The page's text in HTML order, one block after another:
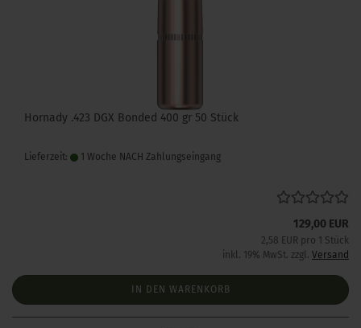
Hornady .423 DGX Bonded 400 gr 50 Stück
Lieferzeit: 1 Woche NACH Zahlungseingang
129,00 EUR
2,58 EUR pro 1 Stück
inkl. 19% MwSt. zzgl. Versand
IN DEN WARENKORB